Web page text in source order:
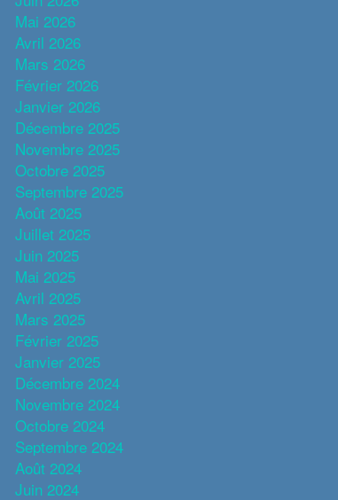
Mai 2026
Avril 2026
Mars 2026
Février 2026
Janvier 2026
Décembre 2025
Novembre 2025
Octobre 2025
Septembre 2025
Août 2025
Juillet 2025
Juin 2025
Mai 2025
Avril 2025
Mars 2025
Février 2025
Janvier 2025
Décembre 2024
Novembre 2024
Octobre 2024
Septembre 2024
Août 2024
Juin 2024